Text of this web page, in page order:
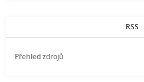
RSS
Přehled zdrojů